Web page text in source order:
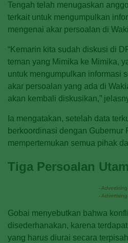
Tengah telah menugaskan
terkait untuk mengumpulkan
mengenai akar persoalan di
“Kemarin kita sudah diskusi di
teman yang Mimika ke Mimika,
untuk mengumpulkan informasi
akar persoalan yang ada di
akan kembali diskusikan,”
Ia mengatakan, setelah data
berkoordinasi dengan Gubernur
mempertemukan semua pihak
Tiga Persoalan
-
-
Gobai menyebutkan bahwa
disederhanakan, karena
yang harus diurai secara